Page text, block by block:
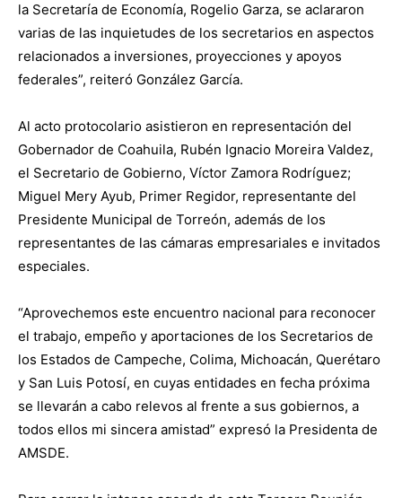
la Secretaría de Economía, Rogelio Garza, se aclararon
varias de las inquietudes de los secretarios en aspectos
relacionados a inversiones, proyecciones y apoyos
federales”, reiteró González García.
Al acto protocolario asistieron en representación del
Gobernador de Coahuila, Rubén Ignacio Moreira Valdez,
el Secretario de Gobierno, Víctor Zamora Rodríguez;
Miguel Mery Ayub, Primer Regidor, representante del
Presidente Municipal de Torreón, además de los
representantes de las cámaras empresariales e invitados
especiales.
“Aprovechemos este encuentro nacional para reconocer
el trabajo, empeño y aportaciones de los Secretarios de
los Estados de Campeche, Colima, Michoacán, Querétaro
y San Luis Potosí, en cuyas entidades en fecha próxima
se llevarán a cabo relevos al frente a sus gobiernos, a
todos ellos mi sincera amistad” expresó la Presidenta de
AMSDE.